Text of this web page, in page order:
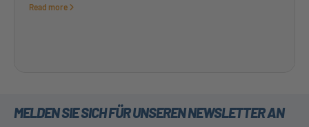
Read more
MELDEN SIE SICH FÜR UNSEREN NEWSLETTER AN